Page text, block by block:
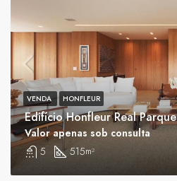
Edifício Honfleur Real Parque
5 515m²
Valor apenas sob consulta
VENDA HONFLEUR